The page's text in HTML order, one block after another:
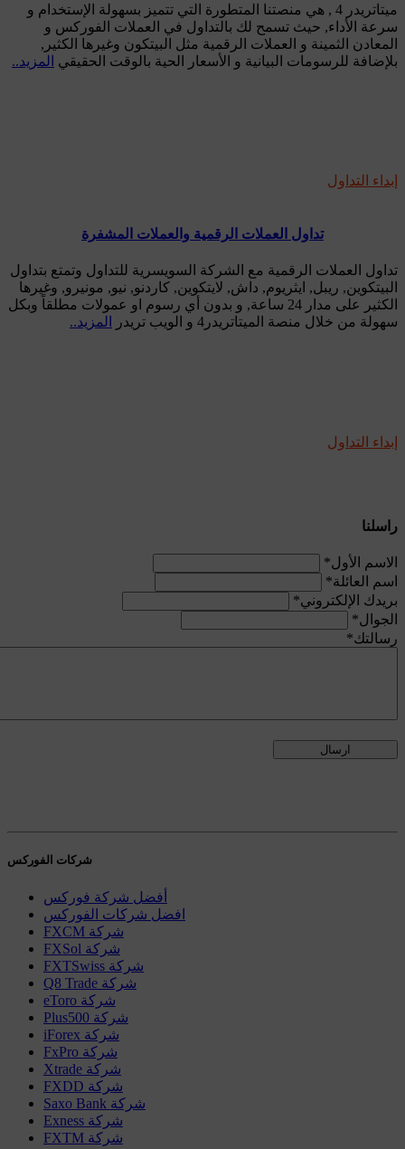
ميتاتريدر 4 , هي منصتنا المتطورة التي تتميز بسهولة الإستخدام و
سرعة الأداء, حيث تسمح لك بالتداول في العملات الفوركس و
المعادن الثمينة و العملات الرقمية مثل البيتكون وغيرها الكثير,
بلإضافة للرسومات البيانية و الأسعار الحية بالوقت الحقيقي
المزيد..
إبداء التداول
تداول العملات الرقمية والعملات المشفرة
تداول العملات الرقمية مع الشركة السويسرية للتداول وتمتع بتداول
البيتكوين, ريبل, ايثريوم, داش, لايتكوين, كاردنو, نيو, مونيرو, وغيرها
الكثير على مدار 24 ساعة, و بدون أي رسوم او عمولات مطلقاً وبكل
سهولة من خلال منصة الميتاتريدر4 و الويب تريدر
المزيد..
إبداء التداول
راسلنا
الاسم الأول*
اسم العائلة*
بريدك الإلكتروني*
الجوال*
رسالتك*
شركات الفوركس
أفضل شركة فوركس
افضل شركات الفوركس
FXCM شركة
FXSol شركة
FXTSwiss شركة
Q8 Trade شركة
eToro شركة
Plus500 شركة
iForex شركة
FxPro شركة
Xtrade شركة
FXDD شركة
Saxo Bank شركة
Exness شركة
FXTM شركة